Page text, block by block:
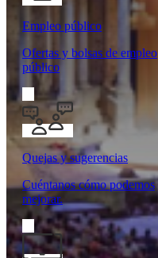
Empleo público
Ofertas y bolsas de empleo
público
Quejas y sugerencias
Cuéntanos cómo podemos
mejorar.